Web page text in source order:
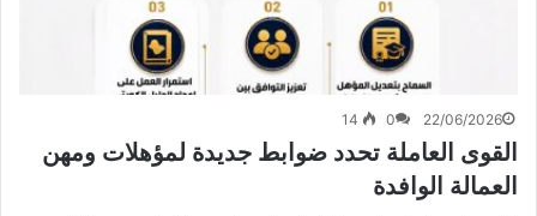
22/06/2026
0
14
‏القوى العاملة تحدد ضوابط جديدة لمؤهلات ومهن
العمالة الوافدة